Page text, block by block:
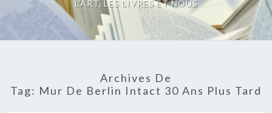
L'ART, LES LIVRES ET NOUS
Archives De
Tag: Mur De Berlin Intact 30 Ans Plus Tard